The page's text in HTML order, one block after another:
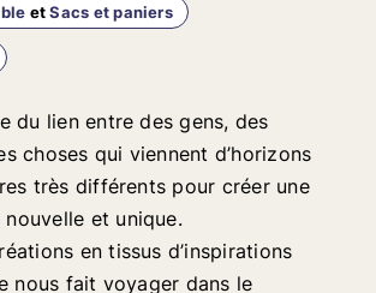
etSacs et paniers
du lien entre des gens, des
choses qui viennent d’horizons
très différents pour créer une
et unique.
en tissus d’inspirations
nous fait voyager dans le